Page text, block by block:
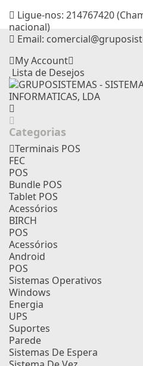
Ligue-nos: 214767420
nacional)
Email:
My Account
Lista de Desejos
Categorias
Terminais POS
FEC
POS
Bundle POS
Tablet POS
Acessórios
BIRCH
POS
Acessórios
Android
POS
Sistemas Operativos
Windows
Energia
UPS
Suportes
Parede
Sistemas De Espera